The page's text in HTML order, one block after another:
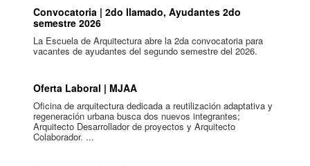
Convocatoria | 2do llamado, Ayudantes 2do
semestre 2026
La Escuela de Arquitectura abre la 2da convocatoria para
vacantes de ayudantes del segundo semestre del 2026.
Oferta Laboral | MJAA
Oficina de arquitectura dedicada a reutilización adaptativa y
regeneración urbana busca dos nuevos integrantes;
Arquitecto Desarrollador de proyectos y Arquitecto
Colaborador. ...